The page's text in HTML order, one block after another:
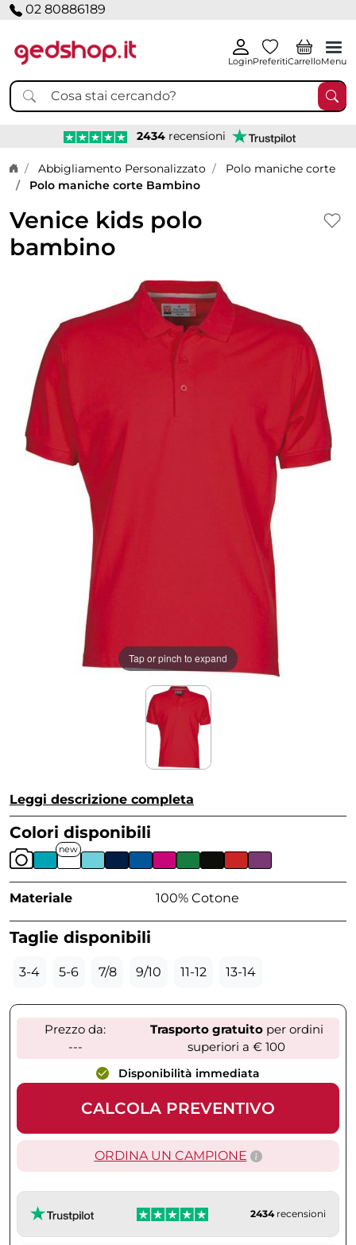
02 80886189
LoginPreferitiCarrelloMenu
2434 recensioni
Home page
Abbigliamento Personalizzato
Polo maniche corte
Polo maniche corte Bambino
Venice kids polo
bambino
Tap or pinch to expand
Leggi descrizione completa
Colori disponibili
new
Materiale 100% Cotone
Taglie disponibili
3-4 5-6 7/8 9/10 11-12 13-14
Prezzo da:
---
Trasporto gratuitoper ordini
superiori a € 100
Disponibilità immediata
CALCOLA PREVENTIVO
ORDINA UN CAMPIONE
2434recensioni